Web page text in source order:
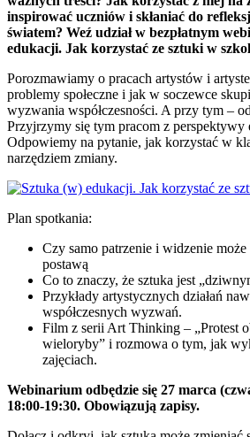
inspirować uczniów i skłaniać do
światem? Weź udział w bezpłatnym
edukacji. Jak korzystać ze sztuki w
Porozmawiamy o pracach artystów i
problemy społeczne i jak w soczewce
wyzwania współczesności. A przy tym –
Przyjrzymy się tym pracom z perspektywy
Odpowiemy na pytanie, jak korzystać w
narzędziem zmiany.
Plan spotkania:
Czy samo patrzenie i widzenie może
postawą
Co to znaczy, że sztuka jest
Przykłady artystycznych działań
współczesnych wyzwań.
Film z serii Art Thinking – „Protest
wieloryby” i rozmowa o tym, jak
zajęciach.
Webinarium odbędzie się 27 marca
18:00-19:30. Obowiązują zapisy.